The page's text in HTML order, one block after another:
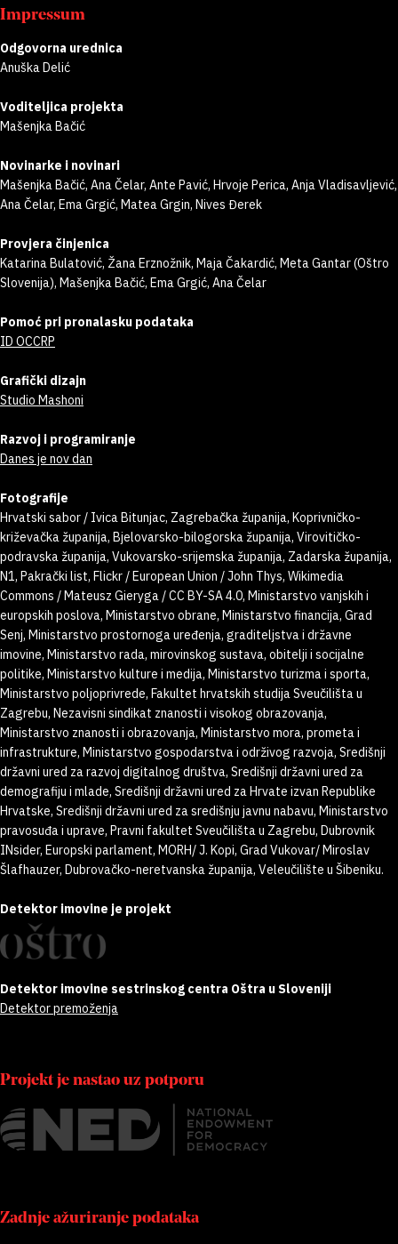
Impressum
Odgovorna urednica
Anuška Delić
Voditeljica projekta
Mašenjka Bačić
Novinarke i novinari
Mašenjka Bačić, Ana Čelar, Ante Pavić, Hrvoje Perica, Anja Vladisavljević,
Ana Čelar, Ema Grgić, Matea Grgin, Nives Đerek
Provjera činjenica
Katarina Bulatović, Žana Erznožnik, Maja Čakardić, Meta Gantar (Oštro
Slovenija), Mašenjka Bačić, Ema Grgić, Ana Čelar
Pomoć pri pronalasku podataka
ID OCCRP
Grafički dizajn
Studio Mashoni
Razvoj i programiranje
Danes je nov dan
Fotografije
Hrvatski sabor / Ivica Bitunjac, Zagrebačka županija, Koprivničko-
križevačka županija, Bjelovarsko-bilogorska županija, Virovitičko-
podravska županija, Vukovarsko-srijemska županija, Zadarska županija,
N1, Pakrački list, Flickr / European Union / John Thys, Wikimedia
Commons / Mateusz Gieryga / CC BY-SA 4.0, Ministarstvo vanjskih i
europskih poslova, Ministarstvo obrane, Ministarstvo financija, Grad
Senj, Ministarstvo prostornoga uređenja, graditeljstva i državne
imovine, Ministarstvo rada, mirovinskog sustava, obitelji i socijalne
politike, Ministarstvo kulture i medija, Ministarstvo turizma i sporta,
Ministarstvo poljoprivrede, Fakultet hrvatskih studija Sveučilišta u
Zagrebu, Nezavisni sindikat znanosti i visokog obrazovanja,
Ministarstvo znanosti i obrazovanja, Ministarstvo mora, prometa i
infrastrukture, Ministarstvo gospodarstva i održivog razvoja, Središnji
državni ured za razvoj digitalnog društva, Središnji državni ured za
demografiju i mlade, Središnji državni ured za Hrvate izvan Republike
Hrvatske, Središnji državni ured za središnju javnu nabavu, Ministarstvo
pravosuđa i uprave, Pravni fakultet Sveučilišta u Zagrebu, Dubrovnik
INsider, Europski parlament, MORH/ J. Kopi, Grad Vukovar/ Miroslav
Šlafhauzer, Dubrovačko-neretvanska županija, Veleučilište u Šibeniku.
Detektor imovine je projekt
Detektor imovine sestrinskog centra Oštra u Sloveniji
Detektor premoženja
Projekt je nastao uz potporu
Zadnje ažuriranje podataka